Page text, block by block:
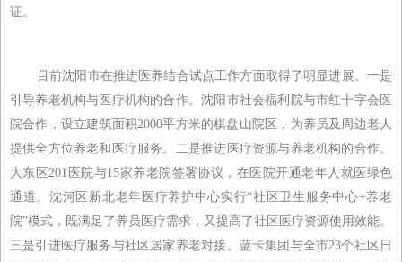
证。
目前沈阳市在推进医养结合试点工作方面取得了明显进展。一是
引导养老机构与医疗机构的合作。沈阳市社会福利院与市红十字会医
院合作，设立建筑面积2000平方米的棋盘山院区，为养员及周边老人
提供全方位养老和医疗服务。二是推进医疗资源与养老机构的合作。
大东区201医院与15家养老院签署协议，在医院开通老年人就医绿色
通道。沈河区新北老年医疗养护中心实行“社区卫生服务中心+养老
院”模式，既满足了养员医疗需求，又提高了社区医疗资源使用效能。
三是引进医疗服务与社区居家养老对接。蓝卡集团与全市23个社区日